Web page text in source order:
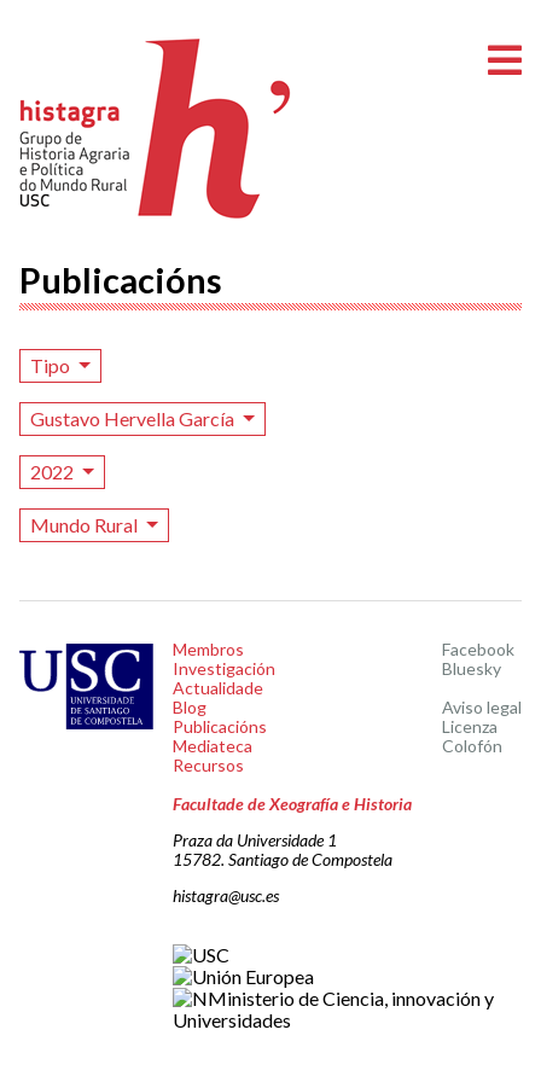
Publicacións
Tipo
Gustavo Hervella García
2022
Mundo Rural
Membros
Investigación
Actualidade
Blog
Publicacións
Mediateca
Recursos
Facebook
Bluesky
Aviso legal
Licenza
Colofón
Facultade de Xeografía e Historia
Praza da Universidade 1
15782. Santiago de Compostela
histagra@usc.es